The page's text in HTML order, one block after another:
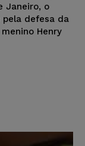
Janeiro, o
defesa da
Henry